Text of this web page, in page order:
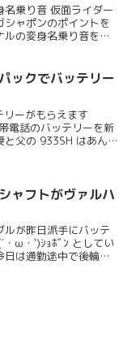
コース 千葉県
名乗り音 仮面ライダー
ャポンのポイントを
ルの変身名乗り音を作
ックでバッテリー
ーがもらえます
電話のバッテリーを新
と父の 933SH はあん
ャフトがヴァルハ
ルが昨日派手にバッテ
・ω・`)ｼｮﾎﾞﾝ としてい
日は通勤途中で後輪が